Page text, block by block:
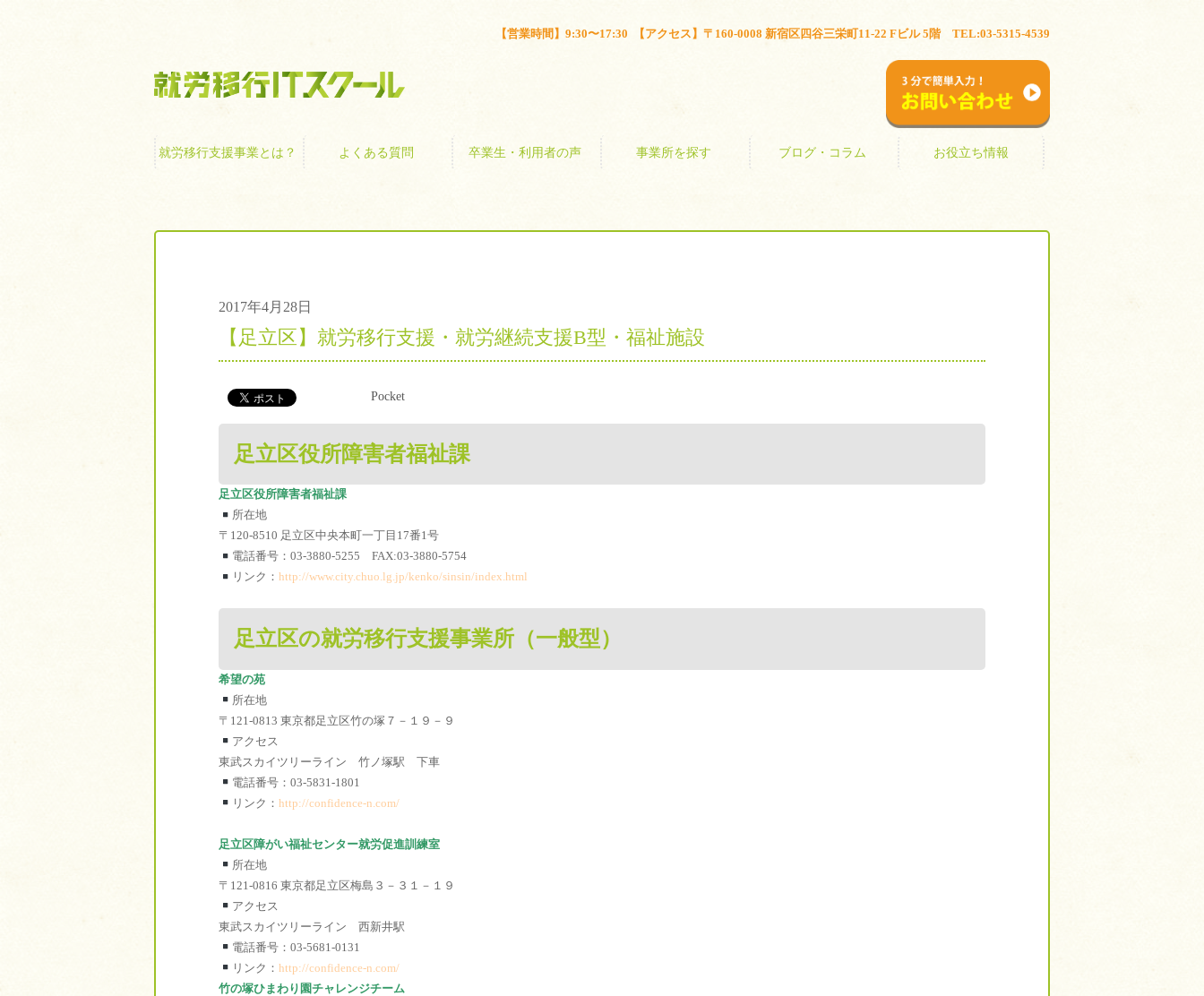
【営業時間】9:30〜17:30 【アクセス】〒160-0008 新宿区四谷三栄町11-22 Fビル 5階 TEL:03-5315-4539
就労移行支援事業とは？ よくある質問 卒業生・利用者の声 事業所を探す ブログ・コラム お役立ち情報
2017年4月28日
【足立区】就労移行支援・就労継続支援B型・福祉施設
Pocket
足立区役所障害者福祉課
足立区役所障害者福祉課
所在地
〒120-8510 足立区中央本町一丁目17番1号
電話番号：03-3880-5255 FAX:03-3880-5754
リンク： http://www.city.chuo.lg.jp/kenko/sinsin/index.html
足立区の就労移行支援事業所（一般型）
希望の苑
所在地
〒121-0813 東京都足立区竹の塚７－１９－９
アクセス
東武スカイツリーライン 竹ノ塚駅 下車
電話番号：03-5831-1801
リンク： http://confidence-n.com/
足立区障がい福祉センター就労促進訓練室
所在地
〒121-0816 東京都足立区梅島３－３１－１９
アクセス
東武スカイツリーライン 西新井駅
電話番号：03-5681-0131
リンク： http://confidence-n.com/
竹の塚ひまわり園チャレンジチーム